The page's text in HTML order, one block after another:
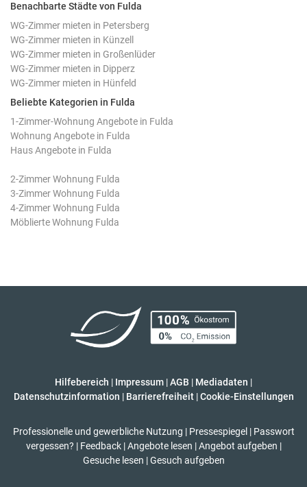
Benachbarte Städte von Fulda
WG-Zimmer mieten in Petersberg
WG-Zimmer mieten in Künzell
WG-Zimmer mieten in Großenlüder
WG-Zimmer mieten in Dipperz
WG-Zimmer mieten in Hünfeld
Beliebte Kategorien in Fulda
1-Zimmer-Wohnung Angebote in Fulda
Wohnung Angebote in Fulda
Haus Angebote in Fulda
2-Zimmer Wohnung Fulda
3-Zimmer Wohnung Fulda
4-Zimmer Wohnung Fulda
Möblierte Wohnung Fulda
Hilfebereich | Impressum |AGB | Mediadaten |
Datenschutzinformation | Barrierefreiheit | Cookie-Einstellungen
Professionelle und gewerbliche Nutzung | Pressespiegel | Passwort
vergessen? | Feedback | Angebote lesen | Angebot aufgeben |
Gesuche lesen | Gesuch aufgeben